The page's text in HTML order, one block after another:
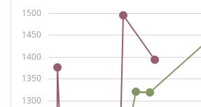
1300
1350
1400
1450
1500